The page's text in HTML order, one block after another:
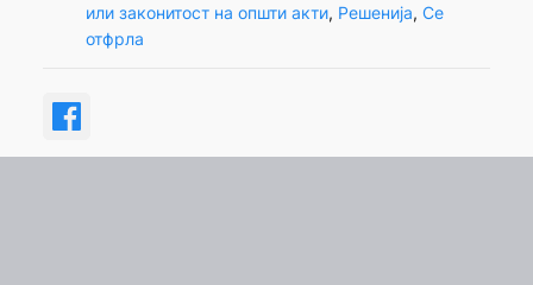
или законитост на општи акти, Решенија, Се
отфрла